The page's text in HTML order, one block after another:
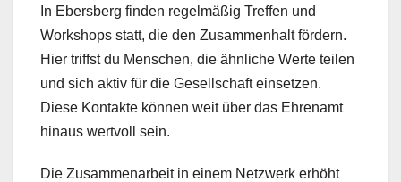
In Ebersberg finden regelmäßig Treffen und
Workshops statt, die den Zusammenhalt fördern.
Hier triffst du Menschen, die ähnliche Werte teilen
und sich aktiv für die Gesellschaft einsetzen.
Diese Kontakte können weit über das Ehrenamt
hinaus wertvoll sein.
Die Zusammenarbeit in einem Netzwerk erhöht